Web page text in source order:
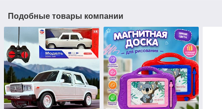
Подобные товары компании